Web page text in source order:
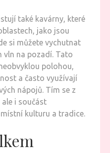
také kavárny, které
jako jsou
si můžete vychutnat
vln na pozadí. Tato
polohou,
a často využívají
nápojů. Tím se z
ale i součást
kulturu a tradice.